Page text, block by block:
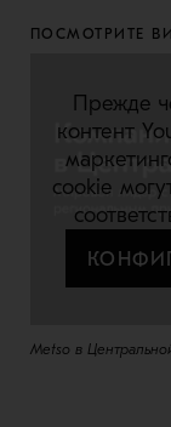
ПОСМОТРИТЕ
Прежде
контент
cookie
Metso в